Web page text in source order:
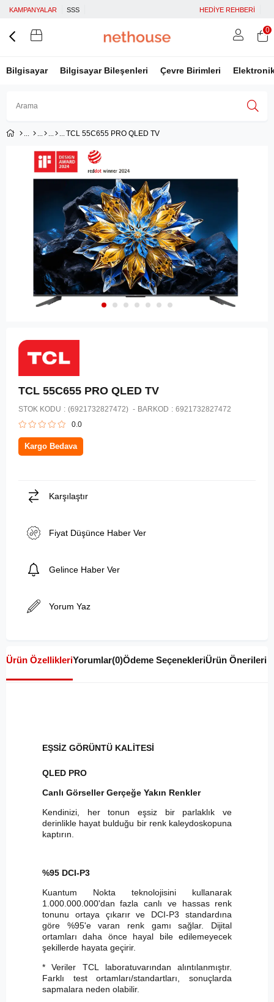
KAMPANYALAR SSS HEDİYE REHBERİ
Bilgisayar Bilgisayar Bileşenleri Çevre Birimleri
0
TCL 55C655 PRO QLED TV
TCL 55C655 PRO QLED TV
STOK KODU (6921732827472) BARKOD : 6921732827472
0.0
Kargo Bedava
Karşılaştır
Fiyat Düşünce Haber Ver
Gelince Haber Ver
Yorum Yaz
Ürün ÖzellikleriYorumlar(0)Ödeme SeçenekleriÜrün Önerileri
EŞSİZ GÖRÜNTÜ KALİTESİ
QLED PRO
Canlı Görseller Gerçeğe Yakın Renkler
Kendinizi, her tonun eşsiz bir parlaklık ve
derinlikle hayat bulduğu bir renk kaleydoskopuna
kaptırın.
%95 DCI-P3
Kuantum Nokta teknolojisini kullanarak
1.000.000.000'dan fazla canlı ve hassas renk
tonunu ortaya çıkarır ve DCI-P3 standardına
göre %95'e varan renk gamı sağlar. Dijital
ortamları daha önce hayal bile edilemeyecek
şekillerde hayata geçirir.
* Veriler TCL laboratuvarından alıntılanmıştır.
Farklı test ortamları/standartları, sonuçlarda
sapmalara neden olabilir.